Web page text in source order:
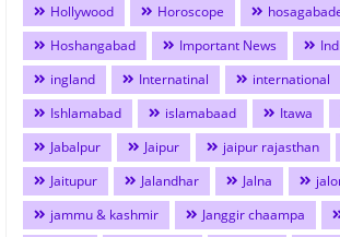
Hollywood
Horoscope
Hoshangabad
Important News
ingland
Internatinal international
Ishlamabad
islamabaad Itawa
Jabalpur
Jaipur jaipur rajasthan
Jaitupur
Jalandhar Jalna
jammu & kashmir
Janggir chaampa